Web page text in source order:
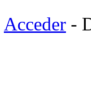
Acceder -